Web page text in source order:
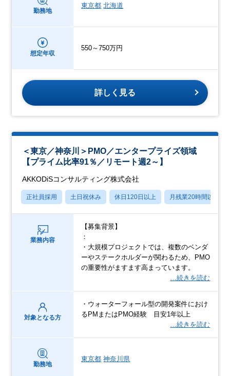
勤務地
東京都 北海道
想定年収
550～750万円
詳しく見る
＜東京／神奈川＞PMO／エンタープライズ領域
【プライム比率91％／リモート週2～】
AKKODiSコンサルティング株式会社
正社員採用 土日祝休み 休日120日以上 月残業20時間以内
業務内容
【募集背景】
：
・大規模プロジェクトでは、複数のベンダ
ーやステークホルダーが関わるため、PMO
の重要性がますます高まっています。
…続きを読む
対象となる方
・ウォーターフォール型の開発案件におけ
るPMまたはPMO経験 目安1年以上
…続きを読む
勤務地
東京都 神奈川県